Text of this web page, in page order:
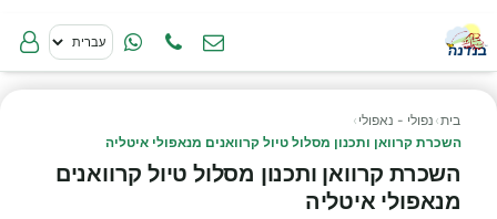
בית› נפולי - נאפולי ›
השכרת קרוואן ותכנון מסלול טיול קרוואנים מנאפולי איטליה
השכרת קרוואן ותכנון מסלול טיול קרוואנים
מנאפולי איטליה